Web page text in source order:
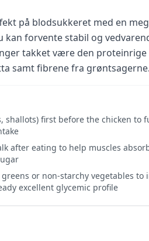
på blodsukkeret med en
kan forvente stabil og
takket være den proteinrige
samt fibrene fra grøntsagerne.
shallots) first before the chicken to
after eating to help muscles
or non-starchy vegetables to
excellent glycemic profile